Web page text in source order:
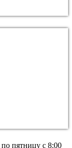
по пятницу с 8:00